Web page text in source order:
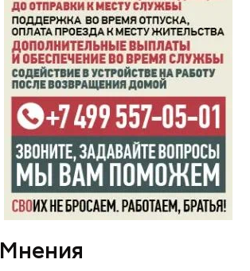
Мнения